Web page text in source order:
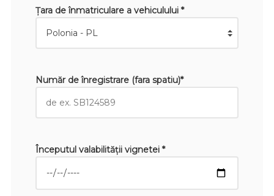
Țara de înmatriculare a vehiculului *
Număr de înregistrare (fara spatiu)*
Începutul valabilităţii vignetei *